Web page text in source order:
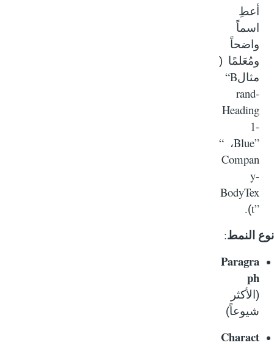
أعطِ
اسماً
واضحاً
ومُعَلمًا (
مثال“B
rand-
Heading
Blue”،“
Compan
BodyTex
)
.
النمط:
Paragra
ph
(الأكثر
شيوعاً)
Charact